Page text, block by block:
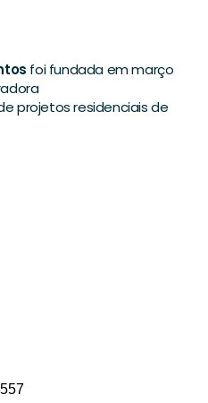
foi fundada em março
projetos residenciais de